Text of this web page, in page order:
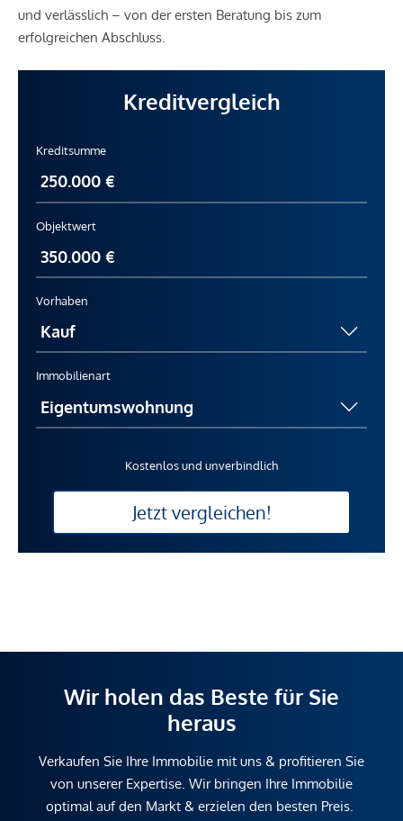
und verlässlich – von der ersten Beratung bis zum
erfolgreichen Abschluss.
Kreditvergleich
Kreditsumme
Objektwert
Vorhaben
Immobilienart
Kostenlos und unverbindlich
Jetzt vergleichen!
Wir holen das Beste für Sie
heraus
Verkaufen Sie Ihre Immobilie mit uns & profitieren Sie
von unserer Expertise. Wir bringen Ihre Immobilie
optimal auf den Markt & erzielen den besten Preis.